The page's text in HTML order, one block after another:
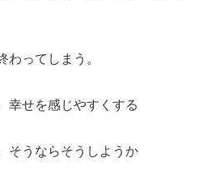
わってしまう。
幸せを感じやすくする
そうならそうしようか